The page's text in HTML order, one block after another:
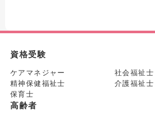
資格受験
ケアマネジャー
社会福祉士
精神保健福祉士
介護福祉士
保育士
高齢者